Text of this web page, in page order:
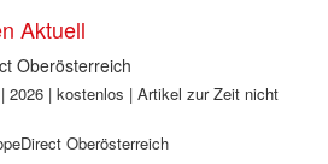
Aktuell
Oberösterreich
2026 | kostenlos | Artikel zur Zeit nicht
Oberösterreich